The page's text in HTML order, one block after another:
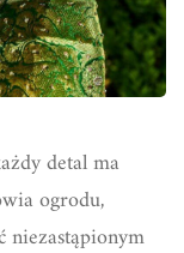
detal ma
ogrodu,
niezastąpionym